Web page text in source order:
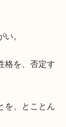
。
格を、否定す
を、とことん